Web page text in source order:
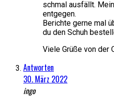
schmal ausfällt.
entgegen.
Berichte gerne mal
du den Schuh
Viele Grüße von der
Antworten
30. März 2022
ingo